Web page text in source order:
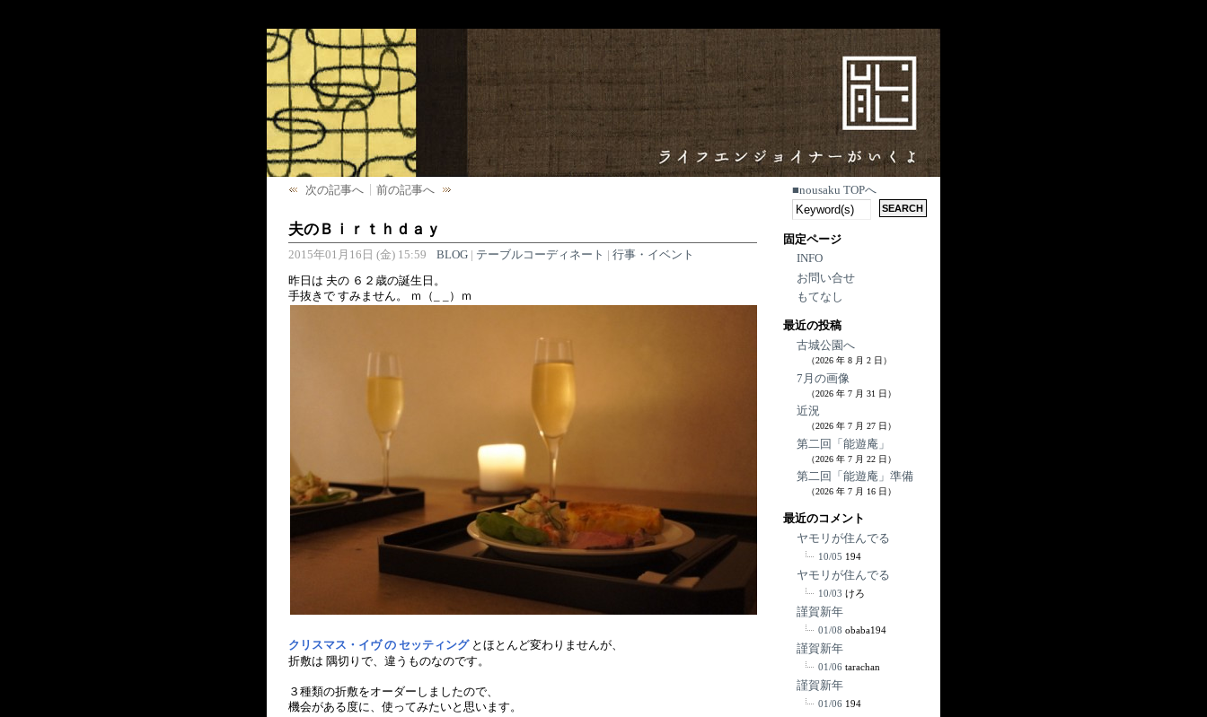
次の記事へ 前の記事へ
夫のＢｉｒｔｈｄａｙ
2015年01月16日 (金) 15:59 BLOG| テーブルコーディネート | 行事・イベント
昨日は 夫の ６２歳の誕生日。
手抜きで すみません。 ｍ（_ _）ｍ
クリスマス・イヴ の セッティングとほとんど変わりませんが、
折敷は 隅切りで、違うものなのです。
３種類の折敷をオーダーしましたので、
機会がある度に、使ってみたいと思います。
■nousaku TOPへ
固定ページ
INFO
お問い合せ
もてなし
最近の投稿
古城公園へ
（2026 年 8 月 2 日）
7月の画像
（2026 年 7 月 31 日）
近況
（2026 年 7 月 27 日）
第二回「能遊庵」
（2026 年 7 月 22 日）
第二回「能遊庵」準備
（2026 年 7 月 16 日）
最近のコメント
ヤモリが住んでる
10/05 194
ヤモリが住んでる
10/03 けろ
謹賀新年
01/08 obaba194
謹賀新年
01/06 tarachan
謹賀新年
01/06 194